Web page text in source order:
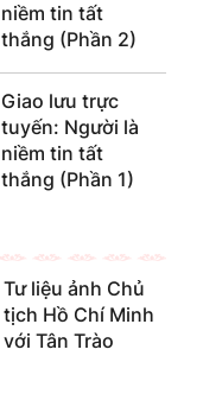
niềm tin tất
thắng (Phần 2)
Giao lưu trực
tuyến: Người là
niềm tin tất
thắng (Phần 1)
Tư liệu ảnh Chủ
tịch Hồ Chí Minh
với Tân Trào